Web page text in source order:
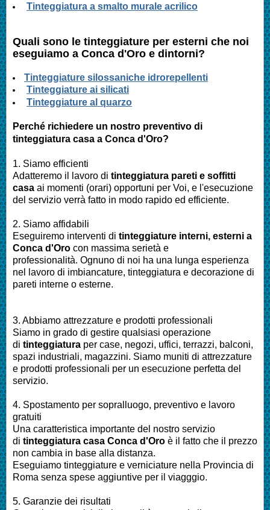
Tinteggiatura a smalto murale acrilico
Quali sono le tinteggiature per esterni che noi
eseguiamo a Conca d'Oro e dintorni?
Tinteggiature silossaniche idrorepellenti
Tinteggiature ai silicati
Tinteggiature al quarzo
Perché richiedere un nostro preventivo di
tinteggiatura casa a Conca d'Oro?
1. Siamo efficienti
Adatteremo il lavoro di tinteggiatura pareti e soffitti
casa ai momenti (orari) opportuni per Voi, e l'esecuzione
del servizio verrà fatto in modo rapido ed efficiente.
2. Siamo affidabili
Eseguiremo interventi di tinteggiature interni, esterni a
Conca d'Oro con massima serietà e
professionalità. Ognuno di noi ha una lunga esperienza
nel lavoro di imbiancature, tinteggiatura e decorazione di
pareti interne o esterne.
3. Abbiamo attrezzature e prodotti professionali
Siamo in grado di gestire qualsiasi operazione
di tinteggiatura per case, negozi, uffici, terrazzi, balconi,
spazi industriali, magazzini. Siamo muniti di attrezzature
e prodotti professionali per un esecuzione perfetta del
servizio.
4. Spostamento per sopralluogo, preventivo e lavoro
gratuiti
Una caratteristica importante del nostro servizio
di tinteggiatura casa Conca d'Oro è il fatto che il prezzo
non cambia in base alla distanza.
Eseguiamo tinteggiature e verniciature nella Provincia di
Roma senza spese aggiuntive per il viagggio.
5. Garanzie dei risultati